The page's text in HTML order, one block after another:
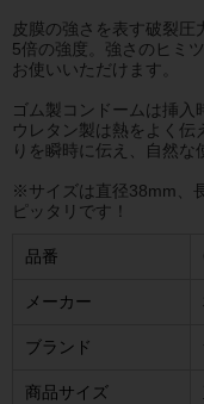
皮膜の強さを表す破裂圧
5倍の強度。強さのヒミ
お使いいただけます。
ゴム製コンドームは挿入
ウレタン製は熱をよく伝
りを瞬時に伝え、自然な
※サイズは直径38mm、
ピッタリです！
品番
メーカー
ブランド
商品サイズ